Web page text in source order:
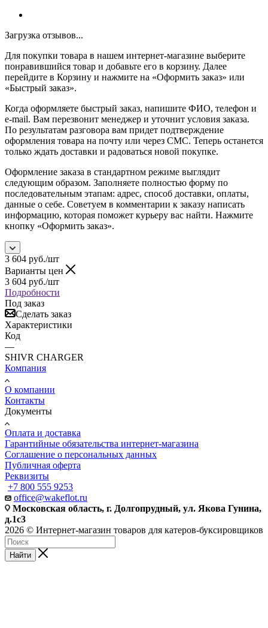
Загрузка отзывов...
Для покупки товара в нашем интернет-магазине выберите
понравившийся товар и добавьте его в корзину. Далее
перейдите в Корзину и нажмите на «Оформить заказ» или
«Быстрый заказ».
Когда оформляете быстрый заказ, напишите ФИО, телефон и
e-mail. Вам перезвонит менеджер и уточнит условия заказа.
По результатам разговора вам придет подтверждение
оформления товара на почту или через СМС. Теперь останется
только ждать доставки и радоваться новой покупке.
Оформление заказа в стандартном режиме выглядит
следующим образом. Заполняете полностью форму по
последовательным этапам: адрес, способ доставки, оплаты,
данные о себе. Советуем в комментарии к заказу написать
информацию, которая поможет курьеру вас найти. Нажмите
кнопку «Оформить заказ».
3 604 руб./шт
Варианты цен
3 604 руб./шт
Подробности
Под заказ
Сделать заказ
Характеристики
Код
—
SHIVR CHARGER
Компания
О компании
Контакты
Документы
Оплата и доставка
Гарантийные обязательства интернет-магазина
Соглашение о персональных данных
Публичная оферта
Реквизиты
+7 800 555 9253
office@wakeflot.ru
Московская область, г. Долгопрудный, ул. Якова Гунина,
д.1с3
2026 © Интернет-магазин товаров для катеров-буксировщиков
Найти